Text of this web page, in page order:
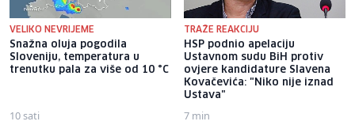
VELIKO NEVRIJEME
Snažna oluja pogodila
Sloveniju, temperatura u
trenutku pala za više od 10 °C
10 sati
TRAŽE REAKCIJU
HSP podnio apelaciju
Ustavnom sudu BiH protiv
ovjere kandidature Slavena
Kovačevića: "Niko nije iznad
Ustava"
7 min